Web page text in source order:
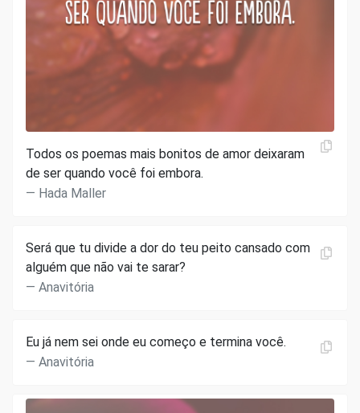
Todos os poemas mais bonitos de amor deixaram
de ser quando você foi embora.
Hada Maller
Será que tu divide a dor do teu peito cansado com
alguém que não vai te sarar?
Anavitória
Eu já nem sei onde eu começo e termina você.
Anavitória